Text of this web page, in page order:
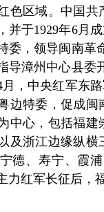
色区域。中国
并于1929年6月
委，领导闽南革
导漳州中心县委
，中央红军东
边特委，促成
中心，包括福
及浙江边缘纵
德、寿宁、霞
力红军长征后，